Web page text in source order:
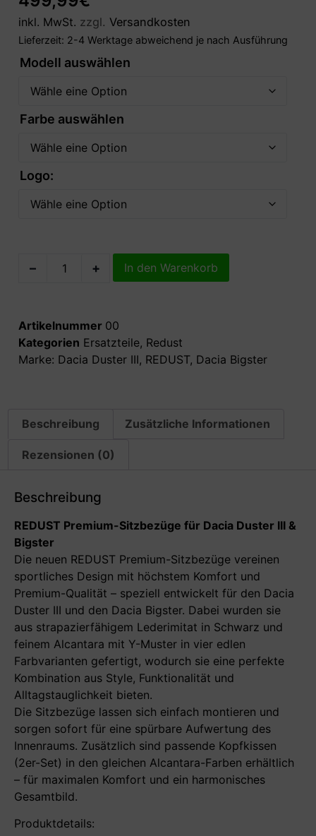
inkl. MwSt. zzgl. Versandkosten
Lieferzeit: 2-4 Werktage abweichend je nach Ausführung
Modell auswählen
Farbe auswählen
Logo:
– + In den Warenkorb
Artikelnummer 00
Kategorien Ersatzteile, Redust
Marke: Dacia Duster III, REDUST, Dacia Bigster
Beschreibung Zusätzliche Informationen
Rezensionen (0)
Beschreibung
REDUST Premium-Sitzbezüge für Dacia Duster III &
Bigster
Die neuen REDUST Premium-Sitzbezüge vereinen
sportliches Design mit höchstem Komfort und
Premium-Qualität – speziell entwickelt für den Dacia
Duster III und den Dacia Bigster. Dabei wurden sie
aus strapazierfähigem Lederimitat in Schwarz und
feinem Alcantara mit Y-Muster in vier edlen
Farbvarianten gefertigt, wodurch sie eine perfekte
Kombination aus Style, Funktionalität und
Alltagstauglichkeit bieten.
Die Sitzbezüge lassen sich einfach montieren und
sorgen sofort für eine spürbare Aufwertung des
Innenraums. Zusätzlich sind passende Kopfkissen
(2er-Set) in den gleichen Alcantara-Farben erhältlich
– für maximalen Komfort und ein harmonisches
Gesamtbild.
Produktdetails: